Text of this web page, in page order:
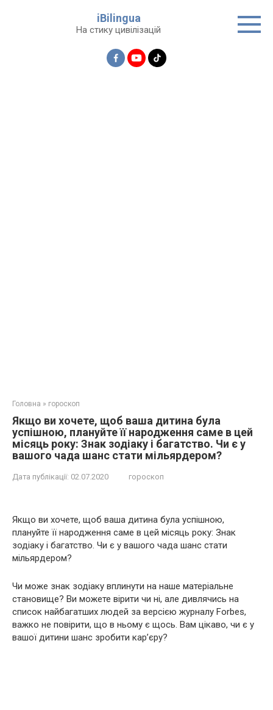
iBilingua
На стику цивілізацій
Головна » гороскоп
Якщо ви хочете, щоб ваша дитина була
успішною, плануйте її народження саме в цей
місяць року: Знак зодіаку і багатство. Чи є у
вашого чада шанс стати мільярдером?
Дата публікації: 02.07.2020 гороскоп
Якщо ви хочете, щоб ваша дитина була успішною,
плануйте її народження саме в цей місяць року: Знак
зодіаку і багатство. Чи є у вашого чада шанс стати
мільярдером?
Чи може знак зодіаку вплинути на наше матеріальне
становище? Ви можете вірити чи ні, але дивлячись на
список найбагатших людей за версією журналу Forbes,
важко не повірити, що в ньому є щось. Вам цікаво, чи є у
вашої дитини шанс зробити кар’єру?